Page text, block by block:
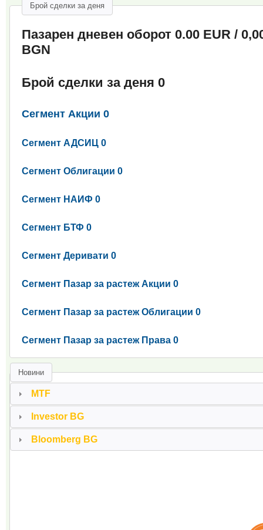
Брой сделки за деня
Пазарен дневен оборот 0.00 EUR /
BGN
Брой сделки за деня 0
Сегмент Акции 0
Сегмент АДСИЦ 0
Сегмент Облигации 0
Сегмент НАИФ 0
Сегмент БТФ 0
Сегмент Деривати 0
Сегмент Пазар за растеж Акции 0
Сегмент Пазар за растеж Облигации 0
Сегмент Пазар за растеж Права 0
Новини
MTF
Investor BG
Bloomberg BG